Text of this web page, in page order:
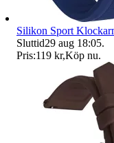
Silikon Sport
Sluttid29 aug 18:05.
Pris:119 kr,Köp nu.